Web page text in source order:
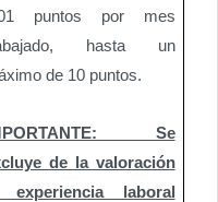
puntos por mes
hasta un
de 10 puntos.
Se
de la valoración
experiencia laboral